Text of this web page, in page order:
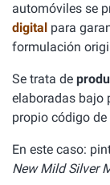
automóviles se
digital para
formulación
Se trata de
elaboradas bajo
propio código de
En este caso:
New Mild Silver